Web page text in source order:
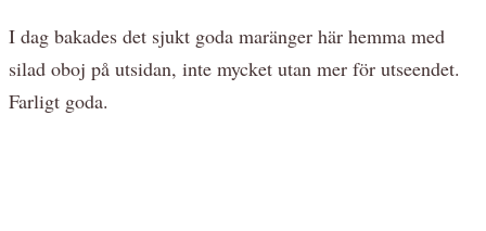
I dag bakades det sjukt goda maränger här hemma med
silad oboj på utsidan, inte mycket utan mer för utseendet.
Farligt goda.